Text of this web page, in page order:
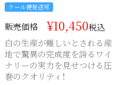
クール便発送可
販売価格 ¥10,450税込
白の生産が難しいとされる産
地で驚異の完成度を誇るワイ
ナリーの実力を見せつける圧
巻のクオリティ！